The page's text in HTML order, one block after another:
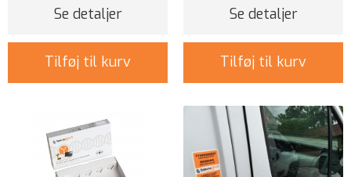
Se detaljer
Tilføj til kurv
Se detaljer
Tilføj til kurv